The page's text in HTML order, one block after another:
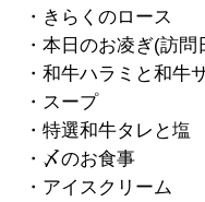
・きらくのロース
・本日のお凌ぎ(訪問
・和牛ハラミと和牛
・スープ
・特選和牛タレと塩
・〆のお食事
・アイスクリーム